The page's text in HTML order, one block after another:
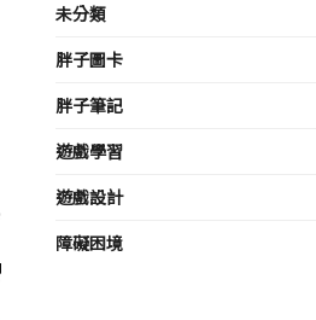
未分類
胖子圖卡
胖子筆記
遊戲學習
遊戲設計
障礙困境